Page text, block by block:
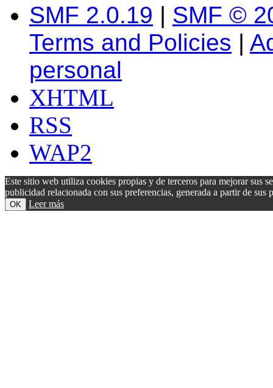
SMF 2.0.19 | SMF ©
Terms and Policies |
personal
XHTML
RSS
WAP2
Este sitio web utiliza cookies propias y de terceros para mejorar sus
publicidad relacionada con sus preferencias, generada a partir de
OK Leer más